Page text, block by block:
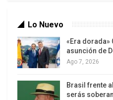
destructor rostro del
menos todavía de este
Lo Nuevo
«Era
asunción de
Ago 7, 2026
Brasil frente
serás